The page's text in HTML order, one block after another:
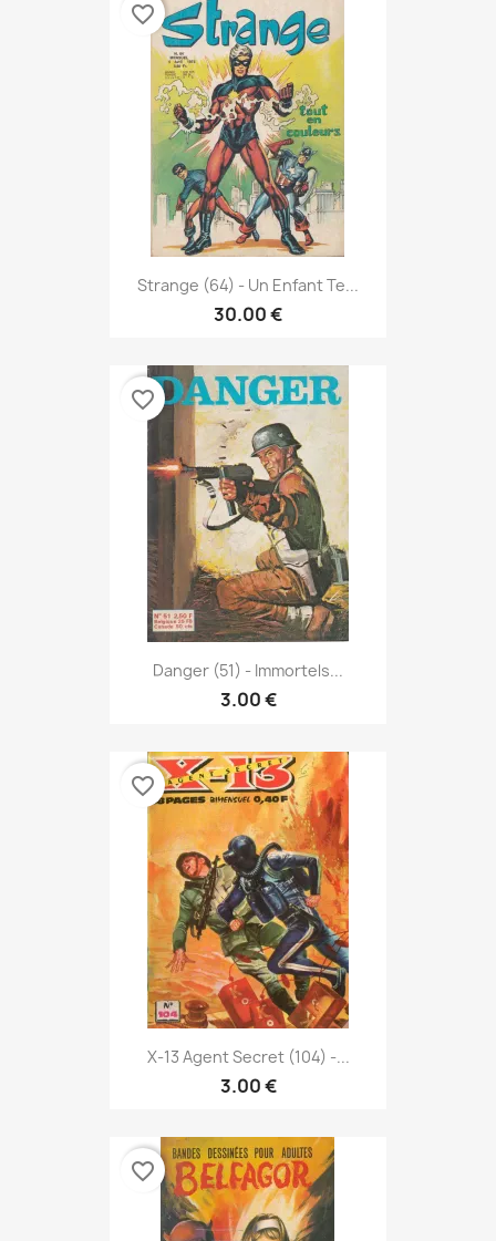
Strange (64) - Un Enfant Te...
30.00 €
favorite_border
Danger (51) - Immortels...
3.00 €
favorite_border
X-13 Agent Secret (104) -...
3.00 €
favorite_border
favorite_border